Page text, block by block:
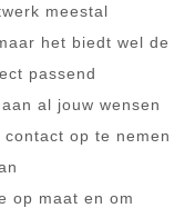
meestal
het biedt wel de
passend
al jouw wensen
op te nemen
op maat en om